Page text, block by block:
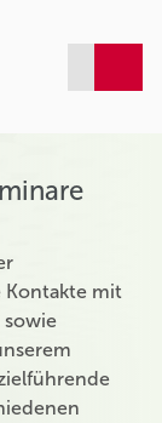
mit
sowie